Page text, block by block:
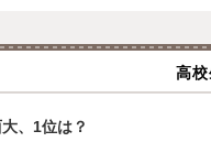
高
、1位は？